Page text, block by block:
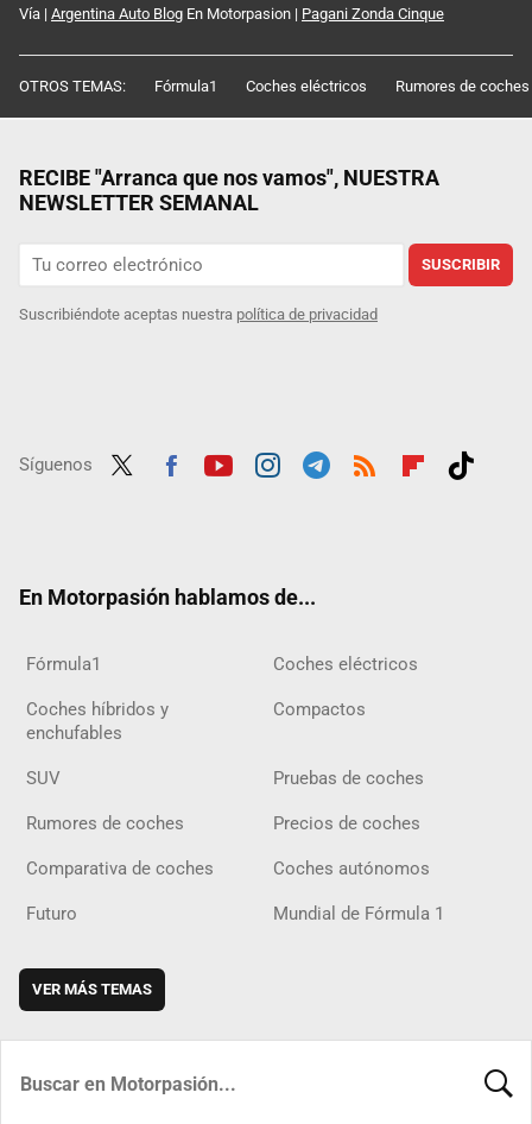
Vía | Argentina Auto Blog En Motorpasion | Pagani Zonda Cinque
OTROS TEMAS: Fórmula1 Coches eléctricos Rumores de coches
RECIBE "Arranca que nos vamos", NUESTRA
NEWSLETTER SEMANAL
SUSCRIBIR
Suscribiéndote aceptas nuestra política de privacidad
Síguenos
En Motorpasión hablamos de...
Fórmula1 Coches eléctricos
Coches híbridos y
enchufables
Compactos
SUV Pruebas de coches
Rumores de coches Precios de coches
Comparativa de coches Coches autónomos
Futuro Mundial de Fórmula 1
VER MÁS TEMAS